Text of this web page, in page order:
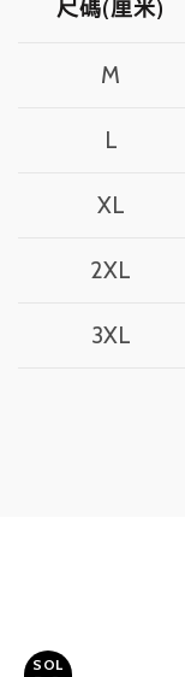
尺碼(厘米)
M
L
XL
2XL
3XL
SOL